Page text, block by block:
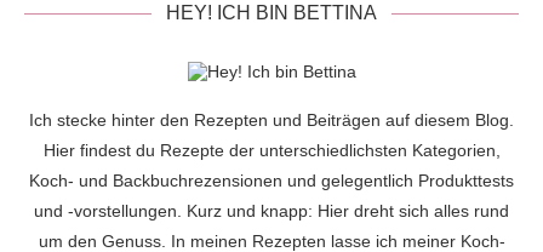
HEY! ICH BIN BETTINA
Ich stecke hinter den Rezepten und Beiträgen auf diesem Blog.
Hier findest du Rezepte der unterschiedlichsten Kategorien,
Koch- und Backbuchrezensionen und gelegentlich Produkttests
und -vorstellungen. Kurz und knapp: Hier dreht sich alles rund
um den Genuss. In meinen Rezepten lasse ich meiner Koch-